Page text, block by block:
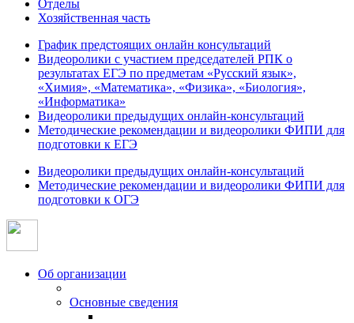
Отделы
Хозяйственная часть
График предстоящих онлайн консультаций
Видеоролики с участием председателей РПК о
результатах ЕГЭ по предметам «Русский язык»,
«Химия», «Математика», «Физика», «Биология»,
«Информатика»
Видеоролики предыдущих онлайн-консультаций
Методические рекомендации и видеоролики ФИПИ для
подготовки к ЕГЭ
Видеоролики предыдущих онлайн-консультаций
Методические рекомендации и видеоролики ФИПИ для
подготовки к ОГЭ
Об организации
Основные сведения